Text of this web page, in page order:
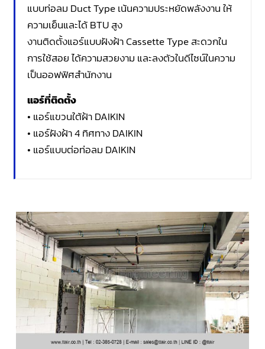
แบบท่อลม Duct Type เน้นความประหยัดพลังงาน ให้
ความเย็นและได้ BTU สูง
งานติดตั้งแอร์แบบฝังฝ้า Cassette Type สะดวกใน
การใช้สอย ได้ความสวยงาม และลงตัวในดีไซน์ในความ
เป็นออฟฟิศสำนักงาน
แอร์ที่ติดตั้ง
• แอร์แขวนใต้ฝ้า DAIKIN
• แอร์ฝังฝ้า 4 ทิศทาง DAIKIN
• แอร์แบบต่อท่อลม DAIKIN